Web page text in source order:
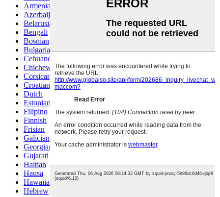
Armenian
Azerbaijani
Belarusian
Bengali
Bosnian
Bulgarian
Cebuano
Chichewa
Corsican
Croatian
Dutch
Estonian
Filipino
Finnish
Frisian
Galician
Georgian
Gujarati
Haitian
Hausa
Hawaiian
Hebrew